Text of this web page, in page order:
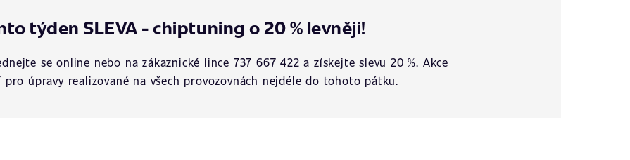
týden SLEVA - chiptuning o 20 % levněji!
se online nebo na zákaznické lince 737 667 422 a získejte slevu 20 %. Akce
pro úpravy realizované na všech provozovnách nejdéle do tohoto pátku.